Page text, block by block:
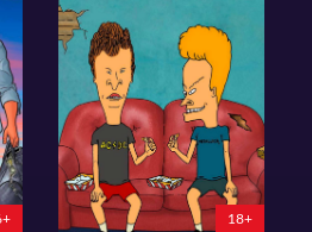
8313
75 46
18+